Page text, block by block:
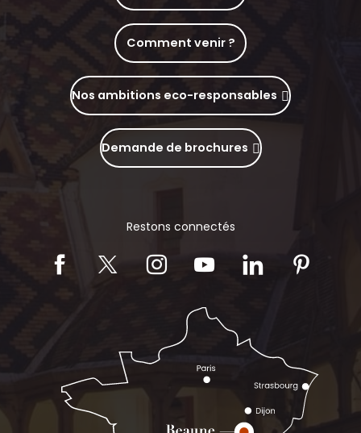
Comment venir ?
Nos ambitions eco-responsables
Demande de brochures
Restons connectés